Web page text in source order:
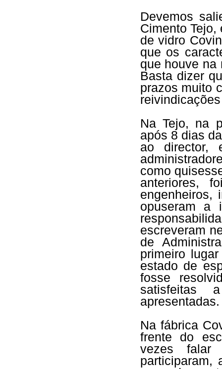
Devemos
Cimento
de vidro
que os
que houve na
Basta dizer
prazos muito
Na Tejo, na
após 8 dias
ao director,
como
anteriores,
engenheiros,
opuseram a
escreveram
de
primeiro
estado de
fosse
satisfeitas
apresentadas.
Na fábrica
frente do
vezes
participaram,